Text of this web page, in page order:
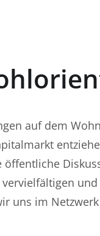
auf dem
öffentliche
uns im